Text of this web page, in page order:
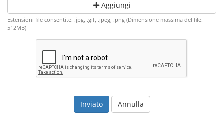
Aggiungi
Estensioni file consentite: .jpg, .gif, .jpeg, .png (Dimensione massima del file:
512MB)
Annulla